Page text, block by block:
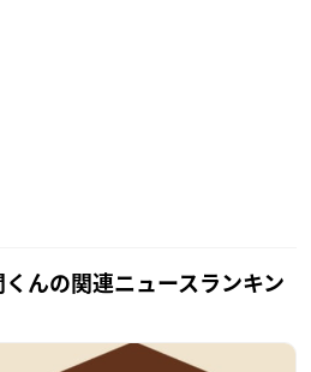
んの関連ニュースランキン